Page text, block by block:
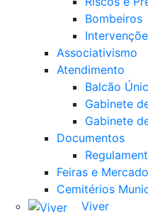
Bombeiros
Associativismo
Atendimento
Balcão
Gabinete
Gabinete
Documentos
Feiras e
Cemitérios
Viver